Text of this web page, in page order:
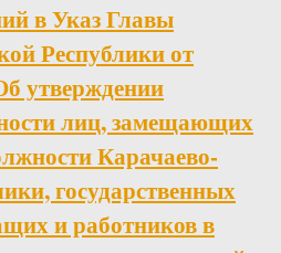
в Указ Главы
Республики от
утверждении
лиц, замещающих
Карачаево-
государственных
и работников в